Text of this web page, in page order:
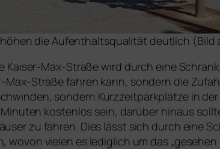
die Aufenthaltsqualität deutlich (Bild
Kaiser-Max-Straße wird durch eine
Max-Straße fahren kann, sondern die
sondern Kurzzeitparkplätze in
Minuten kostenlos sein, darüber hinaus
zu fahren. Dies lässt sich durch eine
wovon vielen es lediglich um das